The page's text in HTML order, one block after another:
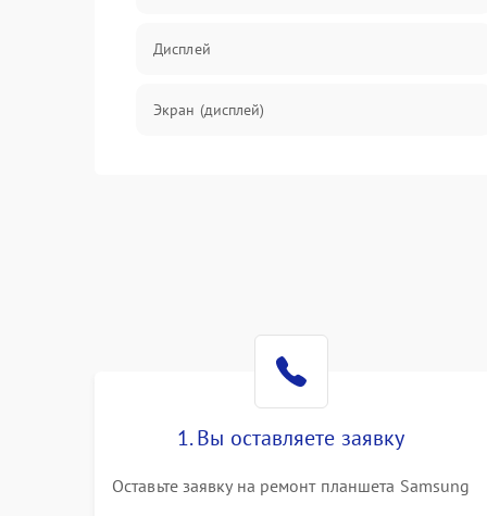
Дисплей
Экран (дисплей)
Влага и механические повреждения
Сеть и интернет
1. Вы оставляете заявку
Оставьте заявку на ремонт планшета Samsung